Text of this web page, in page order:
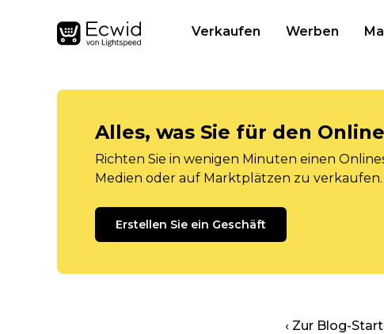
Verkaufen Werben
Alles, was Sie für den
Richten Sie in wenigen Minuten einen
Medien oder auf Marktplätzen zu verkaufen.
Erstellen Sie ein Geschäft
‹ Zur Blog-